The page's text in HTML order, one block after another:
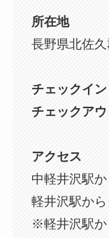
所在地
長野県北佐
チェックイン
チェックアウ
アクセス
中軽井沢駅
軽井沢駅か
※軽井沢駅か